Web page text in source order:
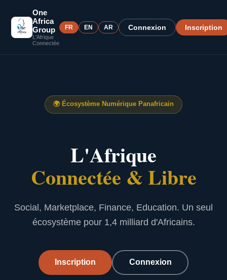
One
Africa
Group
L'Afrique
Connectée
FR EN AR Connexion Inscription
🌍 Écosystème Numérique Panafricain
L'Afrique
Connectée & Libre
Social, Marketplace, Finance, Education. Un seul
écosystème pour 1,4 milliard d'Africains.
Inscription Connexion